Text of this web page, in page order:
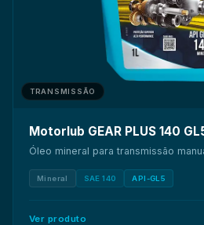
TRANSMISSÃO
Motorlub GEAR PLUS 140
Óleo mineral para transmissão
Mineral SAE 140 API-GL5
Ver produto